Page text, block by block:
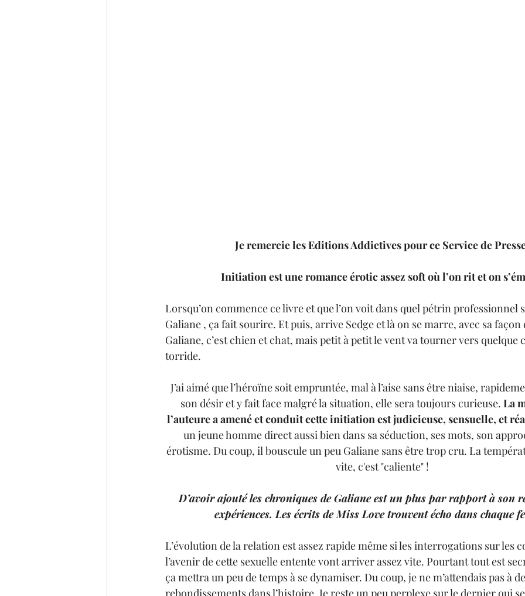
Je remercie les Editions Addictives pour ce Service de
Initiation est une romance érotic assez soft où l’on rit et on
Lorsqu’on commence ce livre et que l’on voit dans quel pétrin professionnel
Galiane , ça fait sourire. Et puis, arrive Sedge et là on se marre, avec sa
Galiane, c’est chien et chat, mais petit à petit le vent va tourner vers quelque
torride.
J’ai aimé que l’héroïne soit empruntée, mal à l’aise sans être niaise,
son désir et y fait face malgré la situation, elle sera toujours curieuse. La
l’auteure a amené et conduit cette initiation est judicieuse, sensuelle, et
un jeune homme direct aussi bien dans sa séduction, ses mots, son
érotisme. Du coup, il bouscule un peu Galiane sans être trop cru. La
vite, c'est "caliente" !
D’avoir ajouté les chroniques de Galiane est un plus par rapport à son
expériences. Les écrits de Miss Love trouvent écho dans chaque
L’évolution de la relation est assez rapide même si les interrogations sur les
l’avenir de cette sexuelle entente vont arriver assez vite. Pourtant tout est
ça mettra un peu de temps à se dynamiser. Du coup, je ne m’attendais pas à